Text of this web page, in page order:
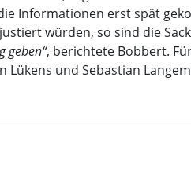
Informationen erst spät
würden, so sind die
geben“, berichtete Bobbert.
und Sebastian